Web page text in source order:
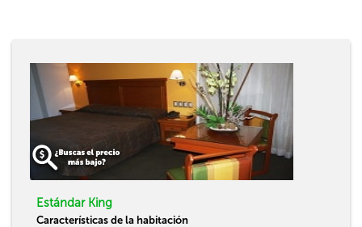
Estándar King
Características de la habitación